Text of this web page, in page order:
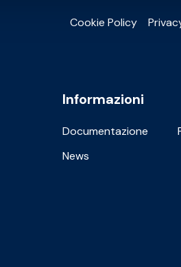
Cookie Policy
Informazioni
Documentazione
News